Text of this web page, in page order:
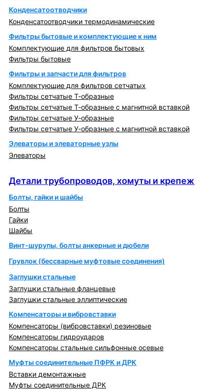
Конденсатоотводчики
Конденсатоотводчики термодинамические
Фильтры бытовые и комплектующие к ним
Комплектующие для фильтров бытовых
Фильтры бытовые
Фильтры и запчасти для фильтров
Комплектующие для фильтров сетчатых
Фильтры сетчатые Т-образные
Фильтры сетчатые Т-образные с магнитной вставкой
Фильтры сетчатые У-образные
Фильтры сетчатые У-образные с магнитной вставкой
Элеваторы и элеваторные узлы
Элеваторы
Детали трубопроводов, хомуты и крепеж
Болты, гайки и шайбы
Болты
Гайки
Шайбы
Винт-шурупы, болты анкерные и дюбели
Грувлок (бессварные муфтовые соединения)
Заглушки стальные
Заглушки стальные фланцевые
Заглушки стальные эллиптические
Компенсаторы и вибровставки
Компенсаторы (вибровставки) резиновые
Компенсаторы гидроударов
Компенсаторы стальные сильфонные осевые
Муфты соединительные ПФРК и ДРК
Вставки демонтажные
Муфты соединительные ДРК